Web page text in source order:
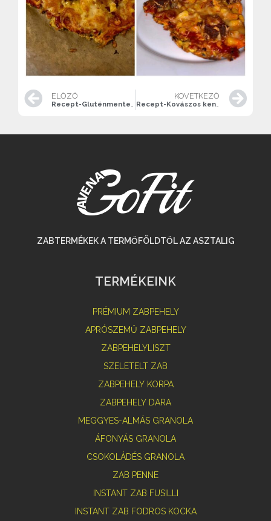
ELŐZŐ
Recept-Gluténmentes Túrós- Zabpelyhes Pite
KÖVETKEZŐ
Recept-Kovászos kenyér Zabpehelyliszttel
ZABTERMÉKEK A TERMŐFÖLDTŐL AZ ASZTALIG
TERMÉKEINK
PRÉMIUM ZABPEHELY
APRÓSZEMŰ ZABPEHELY
ZABPEHELYLISZT
SZELETELT ZAB
ZABPEHELY KORPA
ZABPEHELY DARA
MEGGYES-ALMÁS GRANOLA
ÁFONYÁS GRANOLA
CSOKOLÁDÉS GRANOLA
ZAB PENNE
INSTANT ZAB FUSILLI
INSTANT ZAB FODROS KOCKA